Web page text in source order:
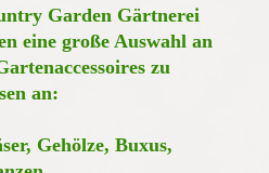
Garden Gärtnerei
eine große Auswahl an
zu
an:
Gehölze, Buxus,